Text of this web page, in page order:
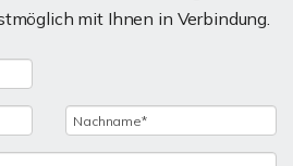
mit Ihnen in Verbindung.